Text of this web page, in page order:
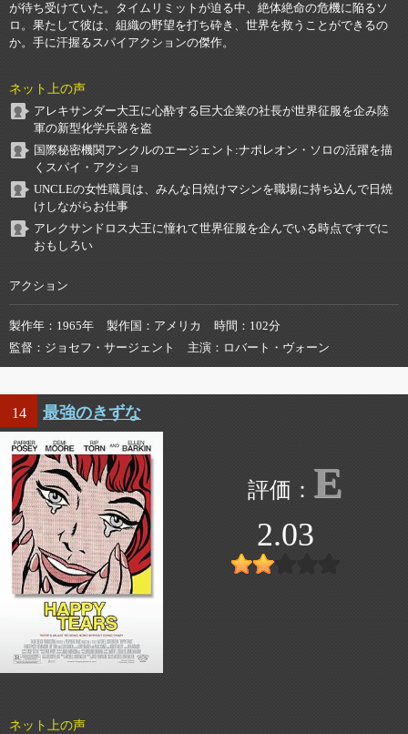
が待ち受けていた。タイムリミットが迫る中、絶体絶命の危機に陥るソ
ロ。果たして彼は、組織の野望を打ち砕き、世界を救うことができるの
か。手に汗握るスパイアクションの傑作。
ネット上の声
アレキサンダー大王に心酔する巨大企業の社長が世界征服を企み陸
軍の新型化学兵器を盗
国際秘密機関アンクルのエージェント:ナポレオン・ソロの活躍を描
くスパイ・アクショ
UNCLEの女性職員は、みんな日焼けマシンを職場に持ち込んで日焼
けしながらお仕事
アレクサンドロス大王に憧れて世界征服を企んでいる時点ですでに
おもしろい
アクション
製作年 1965年 製作国 アメリカ 時間
102分
監督
ジョセフ・サージェント 主演 ロバート・ヴォーン
14 最強のきずな
E
2.03
ネット上の声